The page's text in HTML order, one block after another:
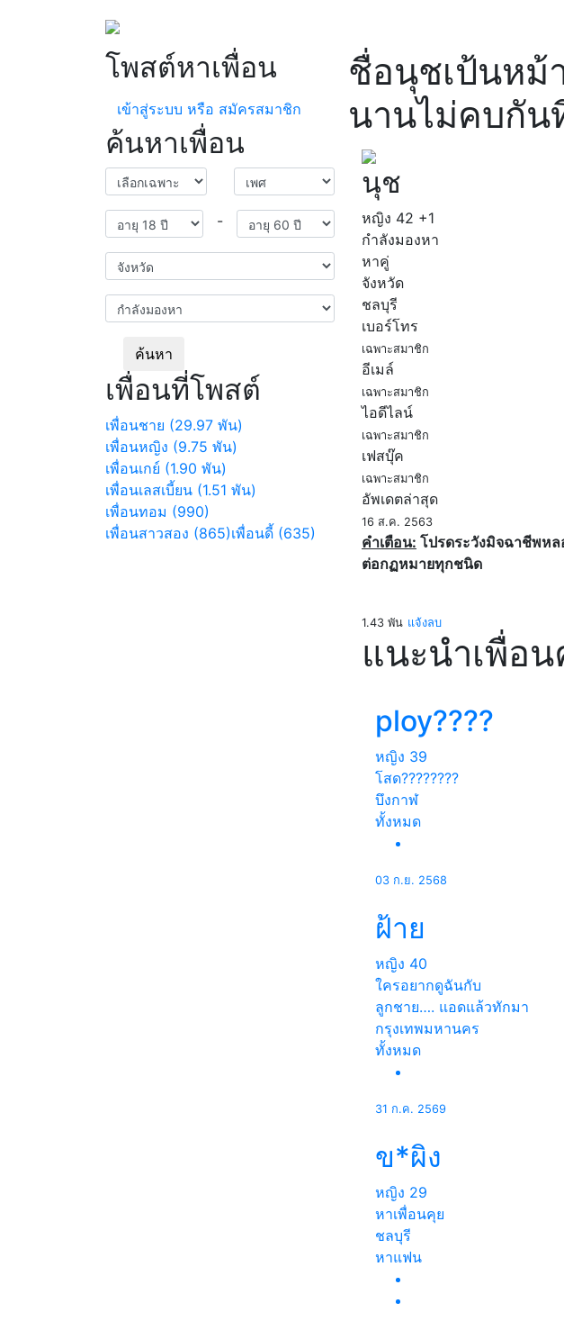
โพสต์หาเพื่อน
เข้าสู่ระบบ หรือ สมัครสมาชิก
ค้นหาเพื่อน
-
ค้นหา
เพื่อนที่โพสต์
เพื่อนชาย (29.97 พัน)
เพื่อนหญิง (9.75 พัน)
เพื่อนเกย์ (1.90 พัน)
เพื่อนเลสเบี้ยน (1.51 พัน)
เพื่อนทอม (990)
เพื่อนสาวสอง (865)เพื่อนดี้ (635)
ชื่อนุชเป้นหม้
นานไม่คบกัน
นุช
หญิง 42 +1
กำลังมองหา
หาคู่
จังหวัด
ชลบุรี
เบอร์โทร
เฉพาะสมาชิก
อีเมล์
เฉพาะสมาชิก
ไอดีไลน์
เฉพาะสมาชิก
เฟสบุ๊ค
เฉพาะสมาชิก
อัพเดตล่าสุด
16 ส.ค. 2563
คำเตือน: โปรดระวังมิจฉาชีพห
ต่อกฏหมายทุกชนิด
1.43 พัน แจ้งลบ
แนะนำเพื่อน
ploy????
หญิง 39
โสด????????
บึงกาฬ
ทั้งหมด
03 ก.ย. 2568
ฝ้าย
หญิง 40
ใครอยากดูฉันกับ
ลูกชาย…. แอดแล้วทักมา
กรุงเทพมหานคร
ทั้งหมด
31 ก.ค. 2569
ข*ผิง
หญิง 29
หาเพื่อนคุย
ชลบุรี
หาแฟน